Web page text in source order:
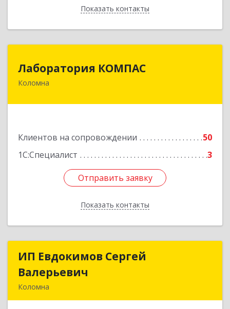
Показать контакты
Назад
Лаборатория КОМПАС
Коломна
Клиентов на сопровождении
50
1С:Специалист
3
Отправить заявку
Показать контакты
140415, Московская обл, Коломна г, Л.Толстого
Отправить заявку
Назад
ИП Евдокимов Сергей
Валерьевич
Коломна
ИП Евдокимов Сергей